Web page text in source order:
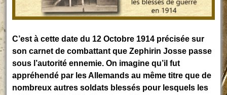
C’est à cette date du 12 Octobre 1914 précisée sur
son carnet de combattant que Zephirin Josse passe
sous l’autorité ennemie. On imagine qu’il fut
appréhendé par les Allemands au même titre que de
nombreux autres soldats blessés pour lesquels les